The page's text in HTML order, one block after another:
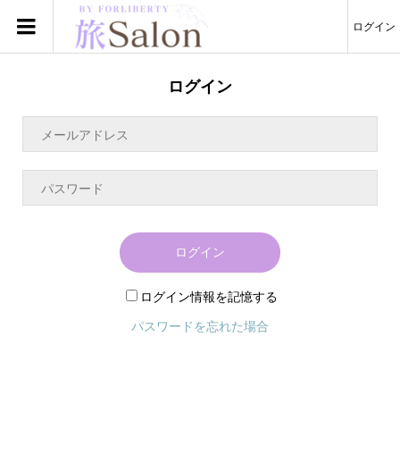
ログイン
ログイン
ログイン
ログイン情報を記憶する
パスワードを忘れた場合